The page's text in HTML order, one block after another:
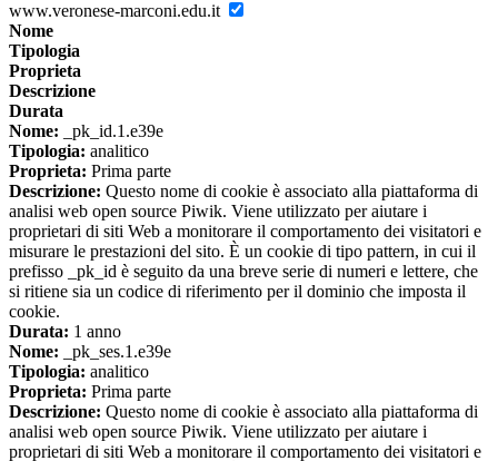
www.veronese-marconi.edu.it
Nome
Tipologia
Proprieta
Descrizione
Durata
Nome: _pk_id.1.e39e
Tipologia: analitico
Proprieta: Prima parte
Descrizione: Questo nome di cookie è associato alla piattaforma di
analisi web open source Piwik. Viene utilizzato per aiutare i
proprietari di siti Web a monitorare il comportamento dei visitatori e
misurare le prestazioni del sito. È un cookie di tipo pattern, in cui il
prefisso _pk_id è seguito da una breve serie di numeri e lettere, che
si ritiene sia un codice di riferimento per il dominio che imposta il
cookie.
Durata: 1 anno
Nome: _pk_ses.1.e39e
Tipologia: analitico
Proprieta: Prima parte
Descrizione: Questo nome di cookie è associato alla piattaforma di
analisi web open source Piwik. Viene utilizzato per aiutare i
proprietari di siti Web a monitorare il comportamento dei visitatori e